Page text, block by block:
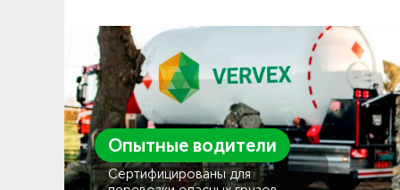
Опытные водители
Сертифицированы для